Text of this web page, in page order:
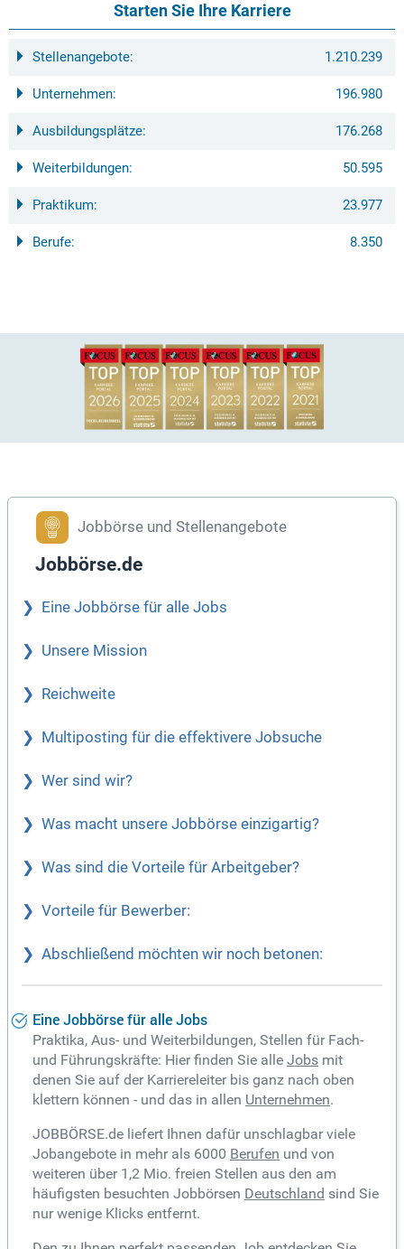
Starten Sie Ihre Karriere
Stellenangebote: 1.210.239
Unternehmen: 196.980
Ausbildungsplätze: 176.268
Weiterbildungen: 50.595
Praktikum: 23.977
Berufe: 8.350
Jobbörse und Stellenangebote
Jobbörse.de
Eine Jobbörse für alle Jobs
Unsere Mission
Reichweite
Multiposting für die effektivere Jobsuche
Wer sind wir?
Was macht unsere Jobbörse einzigartig?
Was sind die Vorteile für Arbeitgeber?
Vorteile für Bewerber:
Abschließend möchten wir noch betonen:
Eine Jobbörse für alle Jobs
Praktika, Aus- und Weiterbildungen, Stellen für Fach-
und Führungskräfte: Hier finden Sie alle Jobs mit
denen Sie auf der Karriereleiter bis ganz nach oben
klettern können - und das in allen Unternehmen.
JOBBÖRSE.de liefert Ihnen dafür unschlagbar viele
Jobangebote in mehr als 6000 Berufen und von
weiteren über 1,2 Mio. freien Stellen aus den am
häufigsten besuchten Jobbörsen Deutschland sind Sie
nur wenige Klicks entfernt.